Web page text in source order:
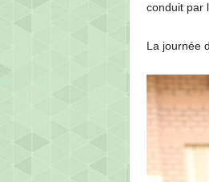
conduit par
La journée